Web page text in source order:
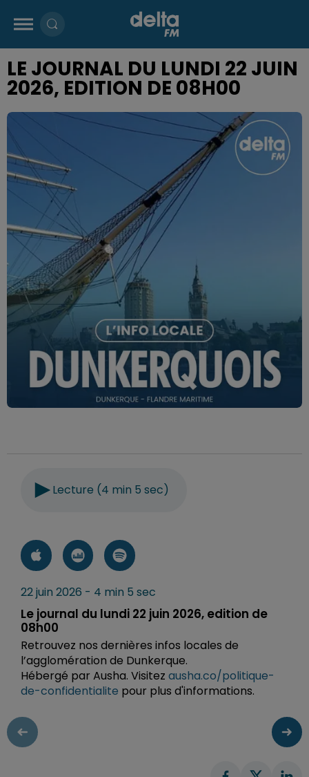
LE JOURNAL DU LUNDI 22 JUIN
2026, EDITION DE 08H00
Lecture (4 min 5 sec)
22 juin 2026 - 4 min 5 sec
Le journal du lundi 22 juin 2026, edition de
08h00
Retrouvez nos dernières infos locales de
l’agglomération de Dunkerque.
Hébergé par Ausha. Visitez ausha.co/politique-
de-confidentialite pour plus d'informations.